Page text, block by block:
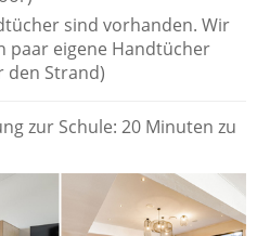
sind vorhanden. Wir
paar eigene Handtücher
den Strand)
zur Schule: 20 Minuten zu